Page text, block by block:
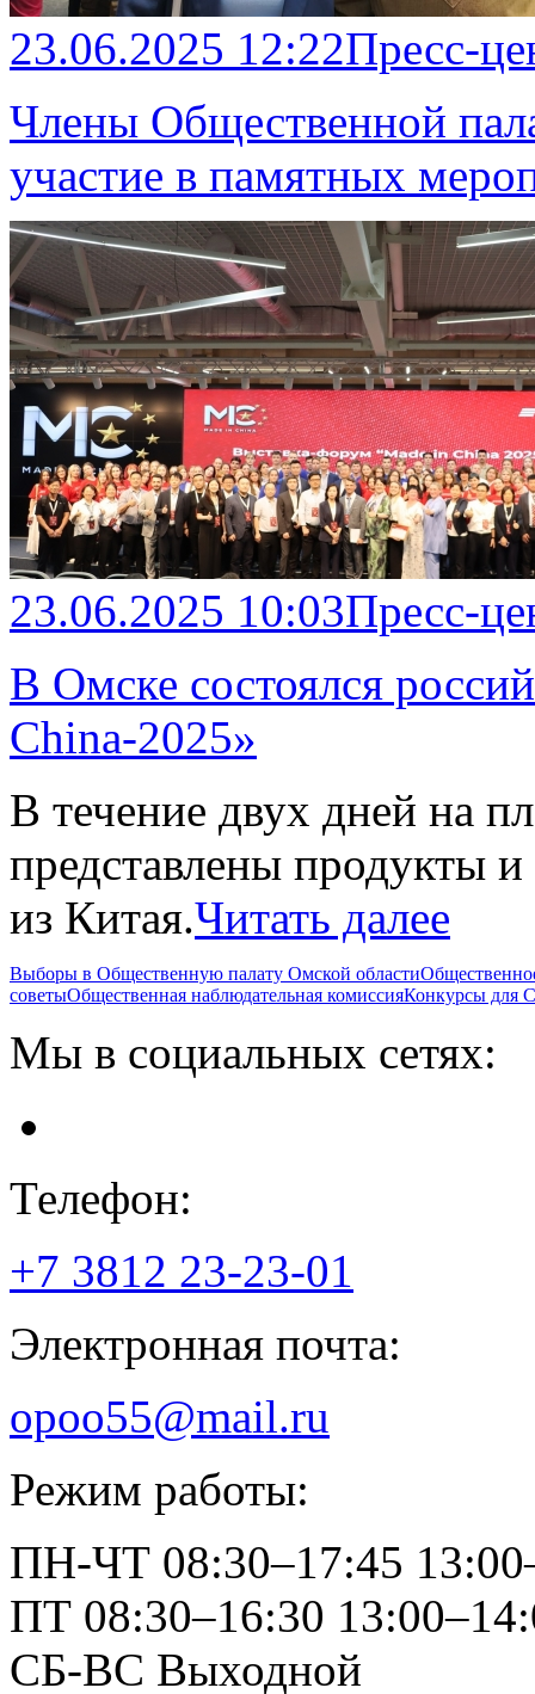
23.06.2025 12:22Пресс-
Члены Общественной
участие в памятных
23.06.2025 10:03Пресс-
В Омске состоялся
China-2025»
В течение двух дней на
представлены продукты
из Китая.Читать далее
Выборы в Общественную палату Омской области
советыОбщественная наблюдательная комиссияКонкурсы
Мы в социальных сетях:
Телефон:
+7 3812 23-23-01
Электронная почта:
opoo55@mail.ru
Режим работы:
ПН-ЧТ 08:30–17:45
ПТ 08:30–16:30
СБ-ВС Выходной